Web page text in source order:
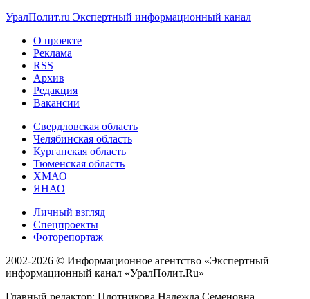
УралПолит.ru Экспертный информационный канал
О проекте
Реклама
RSS
Архив
Редакция
Вакансии
Свердловская область
Челябинская область
Курганская область
Тюменская область
ХМАО
ЯНАО
Личный взгляд
Спецпроекты
Фоторепортаж
2002-2026 © Информационное агентство «Экспертный
информационный канал «УралПолит.Ru»
Главный редактор: Плотникова Надежда Семеновна